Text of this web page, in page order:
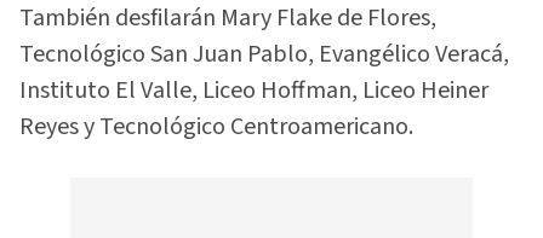
También desfilarán Mary Flake de Flores,
Tecnológico San Juan Pablo, Evangélico Veracá,
Instituto El Valle, Liceo Hoffman, Liceo Heiner
Reyes y Tecnológico Centroamericano.